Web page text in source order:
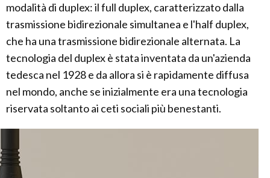
modalità di duplex: il full duplex, caratterizzato dalla
trasmissione bidirezionale simultanea e l'half duplex,
che ha una trasmissione bidirezionale alternata. La
tecnologia del duplex è stata inventata da un'azienda
tedesca nel 1928 e da allora si è rapidamente diffusa
nel mondo, anche se inizialmente era una tecnologia
riservata soltanto ai ceti sociali più benestanti.